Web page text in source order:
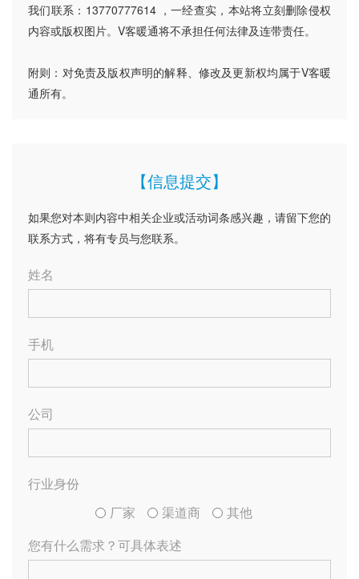
我们联系：13770777614 ，一经查实，本站将立刻删除侵权
内容或版权图片。V客暖通将不承担任何法律及连带责任。
附则：对免责及版权声明的解释、修改及更新权均属于V客暖
通所有。